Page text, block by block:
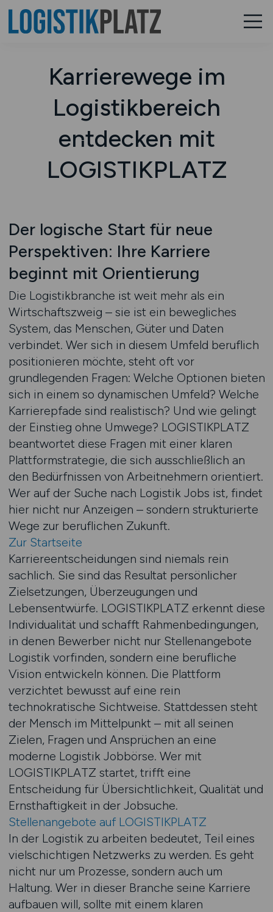
Karrierewege im
Logistikbereich
entdecken mit
LOGISTIKPLATZ
Der logische Start für neue
Perspektiven: Ihre Karriere
beginnt mit Orientierung
Die Logistikbranche ist weit mehr als ein
Wirtschaftszweig – sie ist ein bewegliches
System, das Menschen, Güter und Daten
verbindet. Wer sich in diesem Umfeld beruflich
positionieren möchte, steht oft vor
grundlegenden Fragen: Welche Optionen bieten
sich in einem so dynamischen Umfeld? Welche
Karrierepfade sind realistisch? Und wie gelingt
der Einstieg ohne Umwege? LOGISTIKPLATZ
beantwortet diese Fragen mit einer klaren
Plattformstrategie, die sich ausschließlich an
den Bedürfnissen von Arbeitnehmern orientiert.
Wer auf der Suche nach Logistik Jobs ist, findet
hier nicht nur Anzeigen – sondern strukturierte
Wege zur beruflichen Zukunft.
Zur Startseite
Karriereentscheidungen sind niemals rein
sachlich. Sie sind das Resultat persönlicher
Zielsetzungen, Überzeugungen und
Lebensentwürfe. LOGISTIKPLATZ erkennt diese
Individualität und schafft Rahmenbedingungen,
in denen Bewerber nicht nur Stellenangebote
Logistik vorfinden, sondern eine berufliche
Vision entwickeln können. Die Plattform
verzichtet bewusst auf eine rein
technokratische Sichtweise. Stattdessen steht
der Mensch im Mittelpunkt – mit all seinen
Zielen, Fragen und Ansprüchen an eine
moderne Logistik Jobbörse. Wer mit
LOGISTIKPLATZ startet, trifft eine
Entscheidung für Übersichtlichkeit, Qualität und
Ernsthaftigkeit in der Jobsuche.
Stellenangebote auf LOGISTIKPLATZ
In der Logistik zu arbeiten bedeutet, Teil eines
vielschichtigen Netzwerks zu werden. Es geht
nicht nur um Prozesse, sondern auch um
Haltung. Wer in dieser Branche seine Karriere
aufbauen will, sollte mit einem klaren